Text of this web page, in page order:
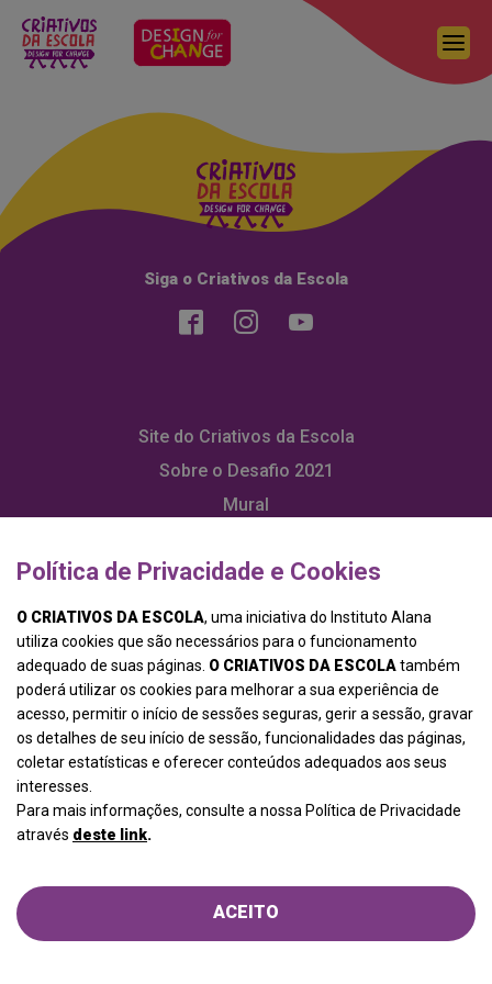
Siga o Criativos da Escola
Site do Criativos da Escola
Sobre o Desafio 2021
Mural
Política de Privacidade
VOTAR
Política de Privacidade e Cookies
O CRIATIVOS DA ESCOLA, uma iniciativa do Instituto Alana
utiliza cookies que são necessários para o funcionamento
adequado de suas páginas. O CRIATIVOS DA ESCOLAtambém
poderá utilizar os cookies para melhorar a sua experiência de
acesso, permitir o início de sessões seguras, gerir a sessão, gravar
os detalhes de seu início de sessão, funcionalidades das páginas,
coletar estatísticas e oferecer conteúdos adequados aos seus
interesses.
Para mais informações, consulte a nossa Política de Privacidade
através deste link.
ACEITO